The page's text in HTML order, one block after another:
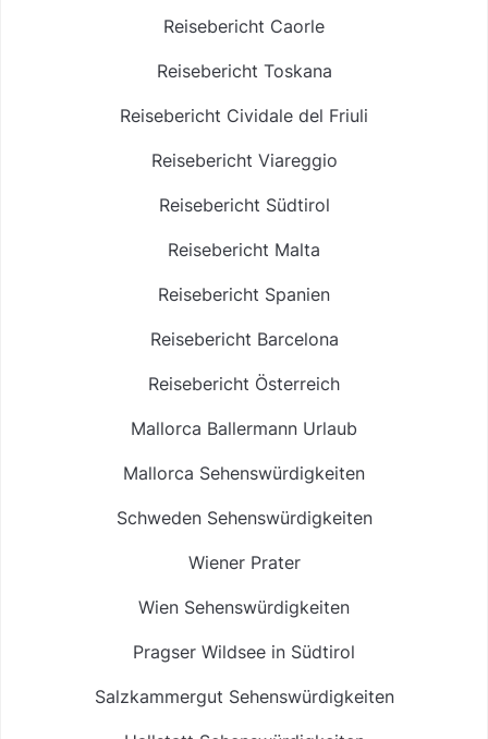
Reisebericht Caorle
Reisebericht Toskana
Reisebericht Cividale del Friuli
Reisebericht Viareggio
Reisebericht Südtirol
Reisebericht Malta
Reisebericht Spanien
Reisebericht Barcelona
Reisebericht Österreich
Mallorca Ballermann Urlaub
Mallorca Sehenswürdigkeiten
Schweden Sehenswürdigkeiten
Wiener Prater
Wien Sehenswürdigkeiten
Pragser Wildsee in Südtirol
Salzkammergut Sehenswürdigkeiten